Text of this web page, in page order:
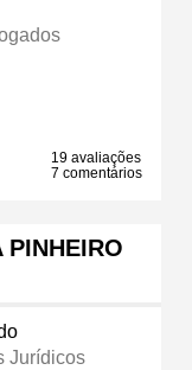
19 avaliações
7 comentários
PINHEIRO
Jurídicos